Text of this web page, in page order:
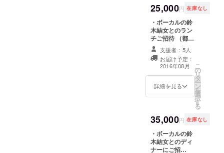
​2014年4月
20日目黒ブ
ルースアレ
イジャパン
にて2nd
Live「鈴木結
女バース
デースペ
シャルライ
メンバーも
前回と同じ
で、この時
を機会に正
25,000円 在庫なし
・ボーカルの鈴
木結女とのラン
チご招待 （都内
某所、お店はこ
ちらで指定させ
て頂きます。ス
タッフ、もしく
はメンバーが同
行いたします。
は2時間以内を予
定しておりま
す。お店までの
交通費、宿泊費
等はご本人でご
支援者：5人
お届け予定：
2016年08月
詳細を見る
こ
の
リ
タ
ー
ン
を
選
択
す
る
35,000円 在庫なし
・ボーカルの鈴
木結女とのディ
ナーにご招